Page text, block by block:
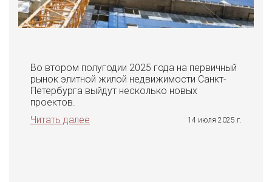
Во втором полугодии 2025 года на первичный
рынок элитной жилой недвижимости Санкт-
Петербурга выйдут несколько новых
проектов.
Читать далее
14 июля 2025 г.